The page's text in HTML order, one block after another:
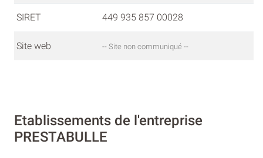
SIRET 449 935 857 00028
Site web -- Site non communiqué --
Etablissements de l'entreprise
PRESTABULLE